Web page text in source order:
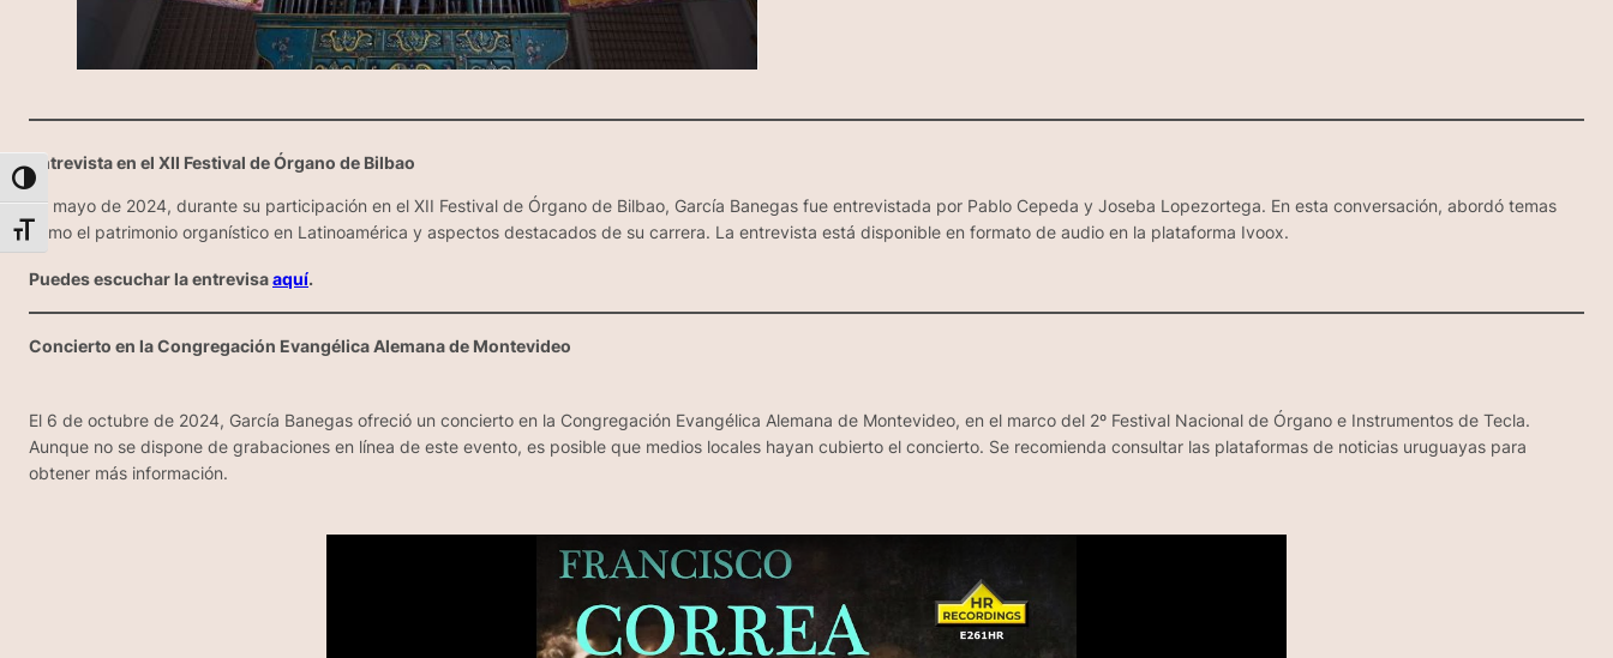
Alternar alto contraste
Alternar tamaño de letra
Entrevista en el XII Festival de Órgano de Bilbao
En mayo de 2024, durante su participación en el XII Festival de Órgano de Bilbao, García Banegas fue entrevistada por Pablo Cepeda y Joseba Lopezortega. En esta conversación, abordó temas
como el patrimonio organístico en Latinoamérica y aspectos destacados de su carrera. La entrevista está disponible en formato de audio en la plataforma Ivoox.
Puedes escuchar la entrevisaaquí.
Concierto en la Congregación Evangélica Alemana de Montevideo
El 6 de octubre de 2024, García Banegas ofreció un concierto en la Congregación Evangélica Alemana de Montevideo, en el marco del 2º Festival Nacional de Órgano e Instrumentos de Tecla.
Aunque no se dispone de grabaciones en línea de este evento, es posible que medios locales hayan cubierto el concierto. Se recomienda consultar las plataformas de noticias uruguayas para
obtener más información.